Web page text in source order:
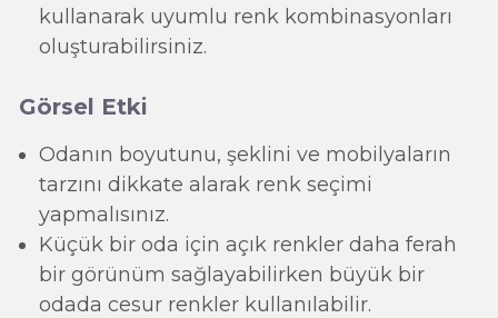
kullanarak uyumlu renk kombinasyonları
oluşturabilirsiniz.
Görsel Etki
Odanın boyutunu, şeklini ve mobilyaların
tarzını dikkate alarak renk seçimi
yapmalısınız.
Küçük bir oda için açık renkler daha ferah
bir görünüm sağlayabilirken büyük bir
odada cesur renkler kullanılabilir.